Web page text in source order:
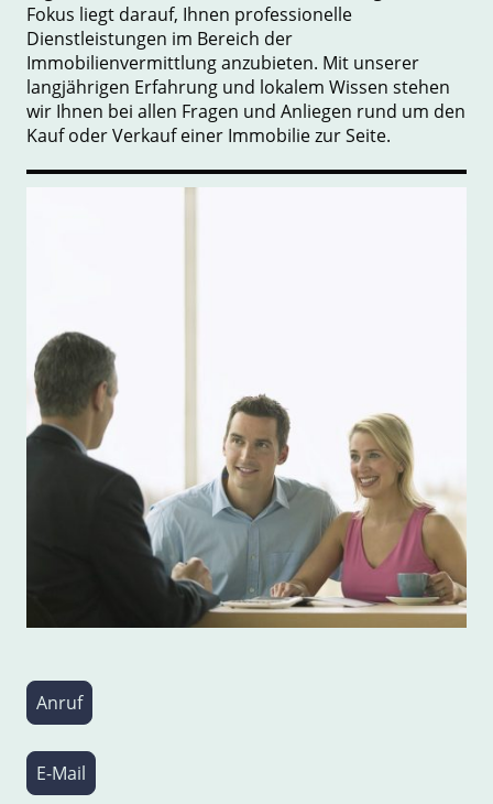
Fokus liegt darauf, Ihnen professionelle
Dienstleistungen im Bereich der
Immobilienvermittlung anzubieten. Mit unserer
langjährigen Erfahrung und lokalem Wissen stehen
wir Ihnen bei allen Fragen und Anliegen rund um den
Kauf oder Verkauf einer Immobilie zur Seite.
Anruf
E-Mail